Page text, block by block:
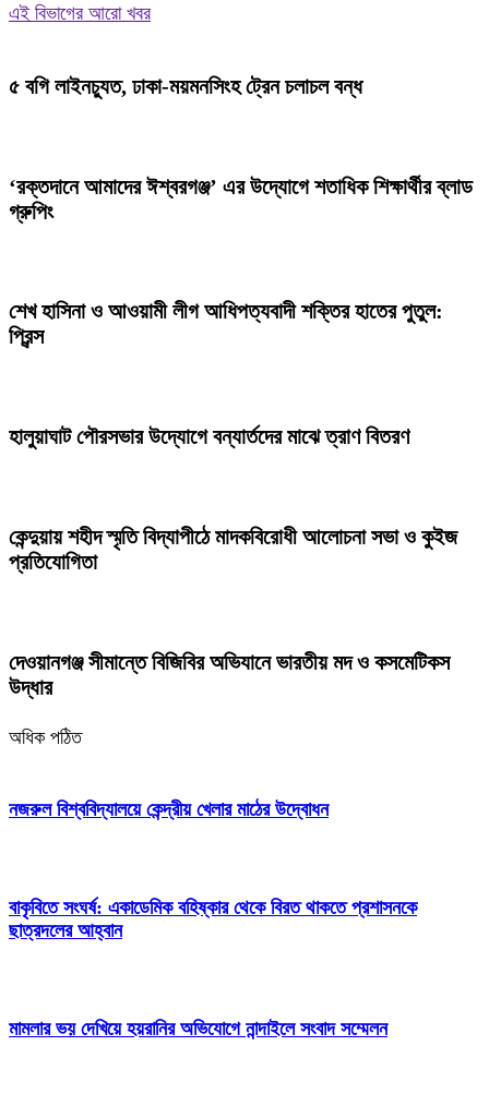
এই বিভাগের আরো খবর
৫ বগি লাইনচ্যুত, ঢাকা-ময়মনসিংহ ট্রেন চলাচল বন্ধ
‘রক্তদানে আমাদের ঈশ্বরগঞ্জ’ এর উদ্যোগে শতাধিক শিক্ষার্থীর ব্লাড
গ্রুপিং
শেখ হাসিনা ও আওয়ামী লীগ আধিপত্যবাদী শক্তির হাতের পুতুল:
প্রিন্স
হালুয়াঘাট পৌরসভার উদ্যোগে বন্যার্তদের মাঝে ত্রাণ বিতরণ
কেন্দুয়ায় শহীদ স্মৃতি বিদ্যাপীঠে মাদকবিরোধী আলোচনা সভা ও কুইজ
প্রতিযোগিতা
দেওয়ানগঞ্জ সীমান্তে বিজিবির অভিযানে ভারতীয় মদ ও কসমেটিকস
উদ্ধার
অধিক পঠিত
নজরুল বিশ্ববিদ্যালয়ে কেন্দ্রীয় খেলার মাঠের উদ্বোধন
বাকৃবিতে সংঘর্ষ: একাডেমিক বহিষ্কার থেকে বিরত থাকতে প্রশাসনকে
ছাত্রদলের আহ্বান
মামলার ভয় দেখিয়ে হয়রানির অভিযোগে নান্দাইলে সংবাদ সম্মেলন